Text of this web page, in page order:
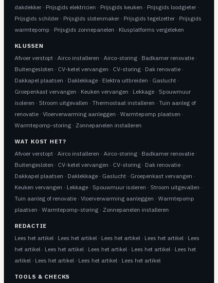
dakdekker· Prijsgids elektricien · Prijsgids keuken · Prijsgids loodgieter·
Prijsgids schilder· Prijsgids slotenmaker· Prijsgids tegelzetter· Prijsgids
warmtepomp · Prijsgids zonnepanelen · Klusplatforms vergeleken
KLUSSEN
Afvoer verstopt· Airco installeren · Airco-storing· Badkamer renovatie·
Buitengesloten · CV-ketel vervangen · CV-storing· Dak renovatie·
Dakkapel plaatsen · Daklekkage· Elektra uitbreiden · Gaslucht·
Groepenkast vervangen · Keuken vervangen · Lekkage· Spouwmuur
isoleren · Stroom uitgevallen · Thermostaat installeren · Tuin aanleg of
renovatie· Vloerverwarming aanleggen · Warmtepomp plaatsen ·
Warmtepomp-storing· Zonnepanelen installeren
WAT KOST HET?
Afvoer verstopt· Airco installeren · Airco-storing· Badkamer renovatie·
Buitengesloten · CV-ketel vervangen · CV-storing· Dak renovatie·
Dakkapel plaatsen · Daklekkage· Gaslucht· Groepenkast vervangen ·
Keuken vervangen · Lekkage· Spouwmuur isoleren · Stroom uitgevallen ·
Tuin aanleg of renovatie· Vloerverwarming aanleggen · Warmtepomp
plaatsen · Warmtepomp-storing· Zonnepanelen installeren
REDACTIE
Lees het artikel· Lees het artikel· Lees het artikel· Lees het artikel· Lees
het artikel· Lees het artikel· Lees het artikel· Lees het artikel· Lees het
artikel· Lees het artikel· Lees het artikel· Lees het artikel
TOOLS & CHECKS